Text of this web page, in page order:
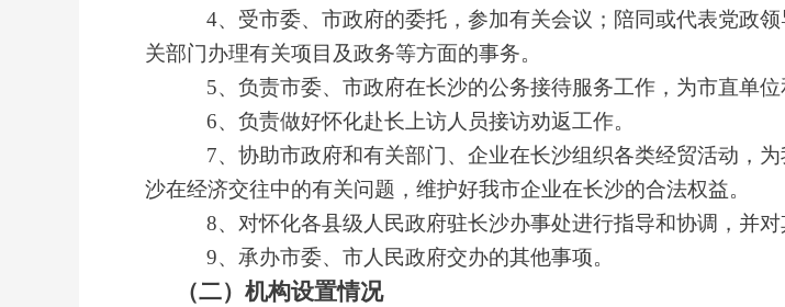
4、受市委、市政府的委托，参加有关会议；陪同或代表党政
关部门办理有关项目及政务等方面的事务。
5、负责市委、市政府在长沙的公务接待服务工作，为市直单
6、负责做好怀化赴长上访人员接访劝返工作。
7、协助市政府和有关部门、企业在长沙组织各类经贸活动，
沙在经济交往中的有关问题，维护好我市企业在长沙的合法权益。
8、对怀化各县级人民政府驻长沙办事处进行指导和协调，并对
9、承办市委、市人民政府交办的其他事项。
（二）机构设置情况